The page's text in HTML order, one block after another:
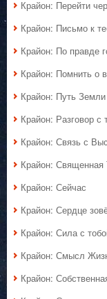
Крайон: Перейти
Крайон: Письмо к
Крайон: По правде
Крайон: Помнить о
Крайон: Путь
Крайон: Разговор
Крайон: Связь с
Крайон: Священная
Крайон: Сейчас
Крайон: Сердце
Крайон: Сила с
Крайон: Смысл
Крайон: